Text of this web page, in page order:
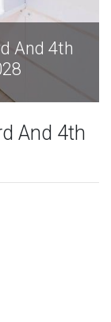
4th
And 4th